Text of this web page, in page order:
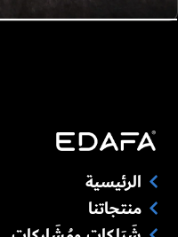
الرئيسية
منتجاتنا